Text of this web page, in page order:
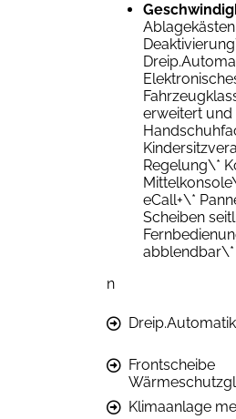
erweitert
Regelung\*
eCall+\*
Scheiben
abblendbar\*
n
Frontscheibe
Klimaanlage